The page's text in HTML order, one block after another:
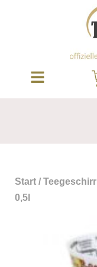
Start / Teegeschirr
0,5l